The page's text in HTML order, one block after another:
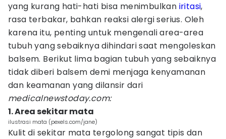
yang kurang hati-hati bisa menimbulkan iritasi,
rasa terbakar, bahkan reaksi alergi serius. Oleh
karena itu, penting untuk mengenali area-area
tubuh yang sebaiknya dihindari saat mengoleskan
balsem. Berikut lima bagian tubuh yang sebaiknya
tidak diberi balsem demi menjaga kenyamanan
dan keamanan yang dilansir dari
medicalnewstoday.com:
1. Area sekitar mata
ilustrasi mata (pexels.com/jane)
Kulit di sekitar mata tergolong sangat tipis dan